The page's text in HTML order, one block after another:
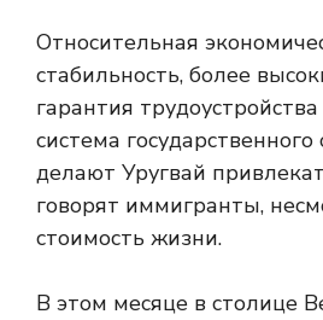
Относительная
стабильность, более
гарантия
система
делают Уругвай
говорят иммигранты,
стоимость жизни.
В этом месяце в столице